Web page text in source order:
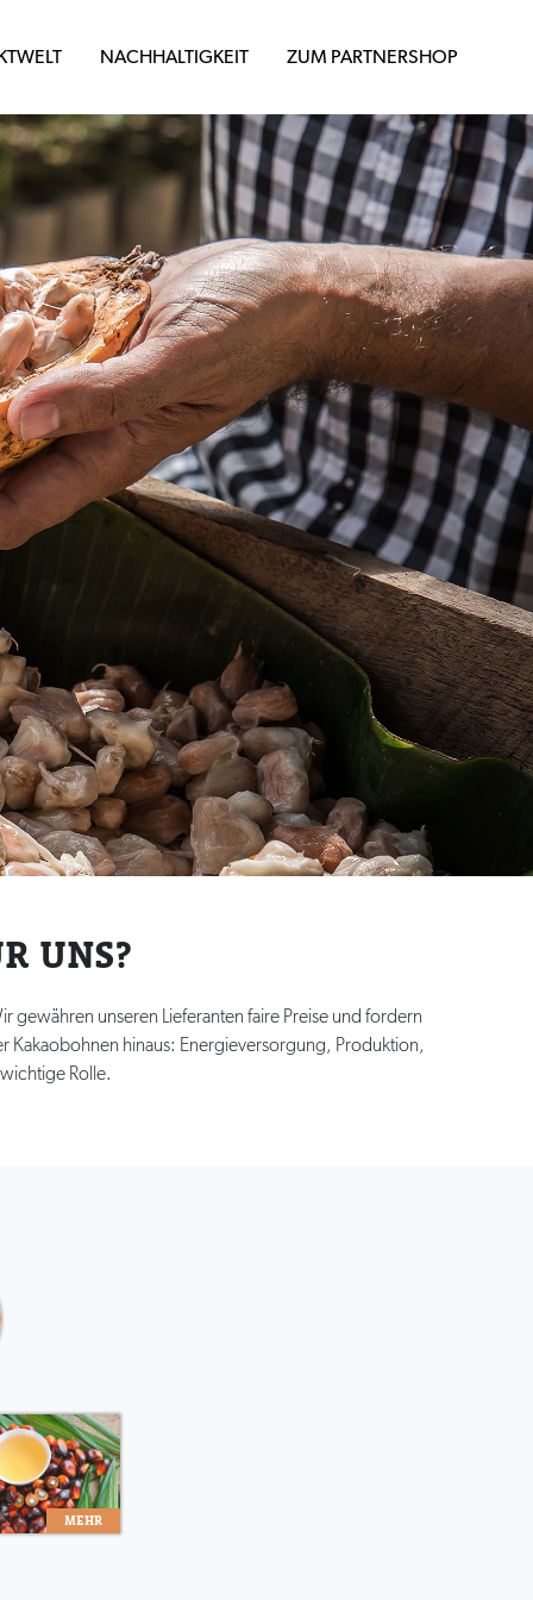
NACHHALTIGKEIT ZUM PARTNERSHOP
UNS?
unseren Lieferanten faire Preise und fordern
Kakaobohnen hinaus: Energieversorgung, Produktion,
Rolle.
MEHR